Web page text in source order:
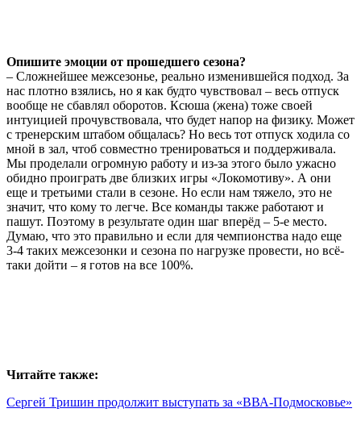
Опишите эмоции от прошедшего сезона?
– Сложнейшее межсезонье, реально изменившейся подход. За
нас плотно взялись, но я как будто чувствовал – весь отпуск
вообще не сбавлял оборотов. Ксюша (жена) тоже своей
интуицией прочувствовала, что будет напор на физику. Может
с тренерским штабом общалась? Но весь тот отпуск ходила со
мной в зал, чтоб совместно тренироваться и поддерживала.
Мы проделали огромную работу и из-за этого было ужасно
обидно проиграть две близких игры «Локомотиву». А они
еще и третьими стали в сезоне. Но если нам тяжело, это не
значит, что кому то легче. Все команды также работают и
пашут. Поэтому в результате один шаг вперёд – 5-е место.
Думаю, что это правильно и если для чемпионства надо еще
3-4 таких межсезонки и сезона по нагрузке провести, но всё-
таки дойти – я готов на все 100%.
Читайте также:
Сергей Тришин продолжит выступать за «ВВА-Подмосковье»